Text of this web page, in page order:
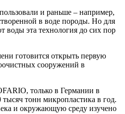
и раньше – например,
в воде породы. Но для
воды эта технология до сих пор
готовится открыть первую
сооружений в
только в Германии в
тонн микропластика в год.
и окружающую среду изучено